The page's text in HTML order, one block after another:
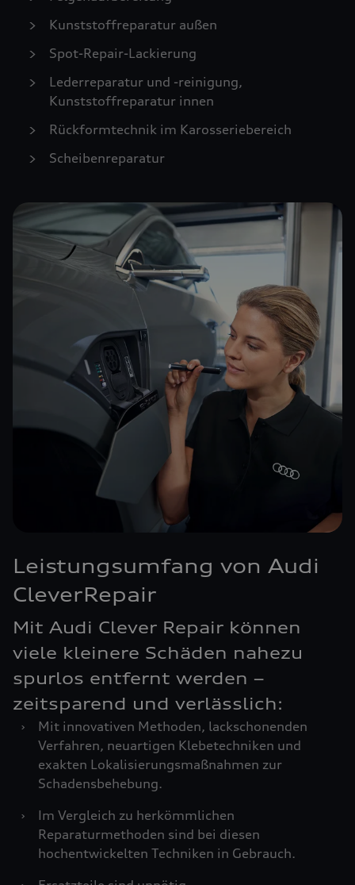
Kunststoffreparatur außen
Spot-Repair-Lackierung
Lederreparatur und -reinigung,
Kunststoffreparatur innen
Rückformtechnik im Karosseriebereich
Scheibenreparatur
Leistungsumfang von Audi
CleverRepair
Mit Audi Clever Repair können
viele kleinere Schäden nahezu
spurlos entfernt werden –
zeitsparend und verlässlich:
›
Mit innovativen Methoden, lackschonenden
Verfahren, neuartigen Klebetechniken und
exakten Lokalisierungsmaßnahmen zur
Schadensbehebung.
›
Im Vergleich zu herkömmlichen
Reparaturmethoden sind bei diesen
hochentwickelten Techniken in Gebrauch.